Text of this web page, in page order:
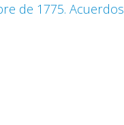
de 1775. Acuerdos